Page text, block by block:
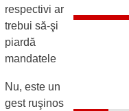
respectivi ar
trebui să-şi
piardă
mandatele
Nu, este un
gest ruşinos